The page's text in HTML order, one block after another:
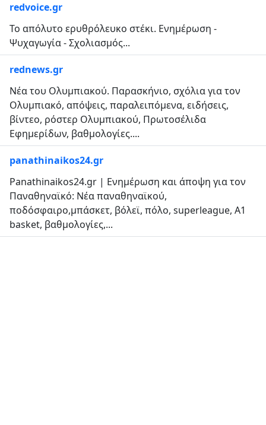
redvoice.gr
Το απόλυτο ερυθρόλευκο στέκι. Ενημέρωση -
Ψυχαγωγία - Σχολιασμός...
rednews.gr
Νέα του Ολυμπιακού. Παρασκήνιο, σχόλια για τον
Ολυμπιακό, απόψεις, παραλειπόμενα, ειδήσεις,
βίντεο, ρόστερ Ολυμπιακού, Πρωτοσέλιδα
Εφημερίδων, βαθμολογίες....
panathinaikos24.gr
Panathinaikos24.gr | Ενημέρωση και άποψη για τον
Παναθηναϊκό: Νέα παναθηναϊκού,
ποδόσφαιρο,μπάσκετ, βόλεϊ, πόλο, superleague, A1
basket, βαθμολογίες,...